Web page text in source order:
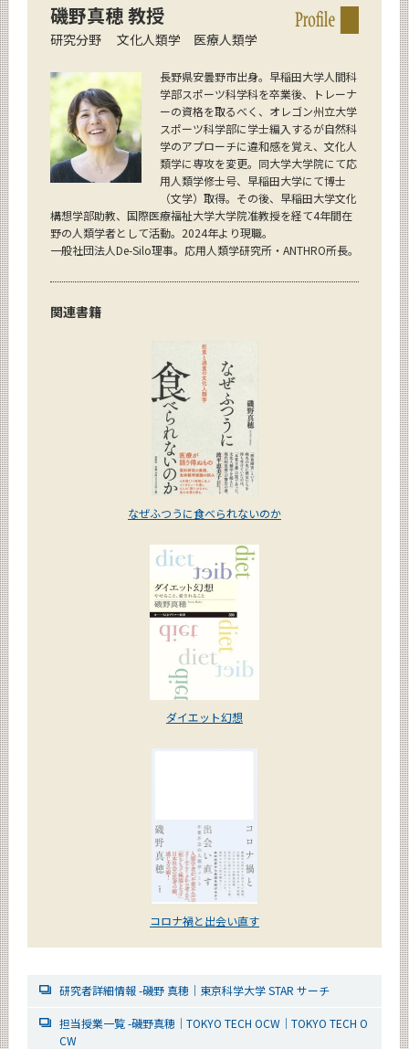
磯野真穂 教授
研究分野 文化人類学 医療人類学
長野県安曇野市出身。早稲田大学人間科
学部スポーツ科学科を卒業後、トレーナ
ーの資格を取るべく、オレゴン州立大学
スポーツ科学部に学士編入するが自然科
学のアプローチに違和感を覚え、文化人
類学に専攻を変更。同大学大学院にて応
用人類学修士号、早稲田大学にて博士
（文学）取得。その後、早稲田大学文化
構想学部助教、国際医療福祉大学大学院准教授を経て4年間在
野の人類学者として活動。2024年より現職。
一般社団法人De-Silo理事。応用人類学研究所・ANTHRO所長。
関連書籍
なぜふつうに食べられないのか
ダイエット幻想
コロナ禍と出会い直す
研究者詳細情報 -磯野 真穂｜東京科学大学 STAR サーチ
担当授業一覧 -磯野真穂｜TOKYO TECH OCW｜TOKYO TECH O
CW